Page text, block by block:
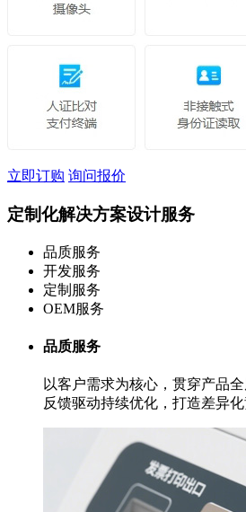
立即订购 询问报价
定制化解决方案设计服务
品质服务
开发服务
定制服务
OEM服务
品质服务
以客户需求为核心，贯穿产品
反馈驱动持续优化，打造差异